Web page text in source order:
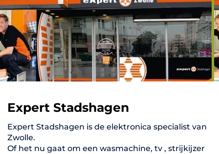
Expert Stadshagen
Expert Stadshagen is de elektronica specialist van
Zwolle.
Of het nu gaat om een wasmachine, tv , strijkijzer